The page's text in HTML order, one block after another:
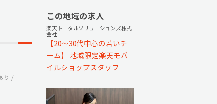
り
この地域の求人
楽天トータルソリューションズ株式
会社
【20～30代中心の若いチ
ーム】 地域限定楽天モバ
イルショップスタッフ